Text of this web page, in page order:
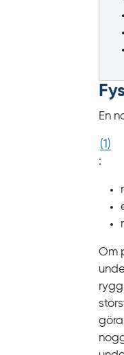
En
(1)
:
Om